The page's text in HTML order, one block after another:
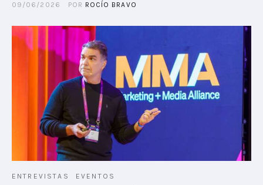
09/06/2026 POR ROCÍO BRAVO
ENTREVISTAS EVENTOS